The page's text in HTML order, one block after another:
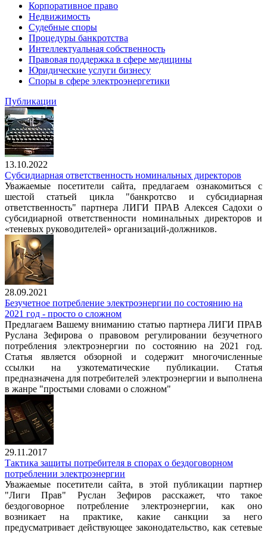
Корпоративное право
Недвижимость
Судебные споры
Процедуры банкротства
Интеллектуальная собственность
Правовая поддержка в сфере медицины
Юридические услуги бизнесу
Споры в сфере электроэнергетики
Публикации
13.10.2022
Субсидиарная ответственность номинальных директоров
Уважаемые посетители сайта, предлагаем ознакомиться с
шестой статьей цикла "банкротсво и субсидиарная
ответственность" партнера ЛИГИ ПРАВ Алексея Садохи о
субсидиарной ответственности номинальных директоров и
«теневых руководителей» организаций-должников.
28.09.2021
Безучетное потребление электроэнергии по состоянию на
2021 год - просто о сложном
Предлагаем Вашему вниманию статью партнера ЛИГИ ПРАВ
Руслана Зефирова о правовом регулировании безучетного
потребления электроэнергии по состоянию на 2021 год.
Статья является обзорной и содержит многочисленные
ссылки на узкотематические публикации. Статья
предназначена для потребителей электроэнергии и выполнена
в жанре "простыми словами о сложном"
29.11.2017
Тактика защиты потребителя в спорах о бездоговорном
потреблении электроэнергии
Уважаемые посетители сайта, в этой публикации партнер
"Лиги Прав" Руслан Зефиров расскажет, что такое
бездоговорное потребление электроэнергии, как оно
возникает на практике, какие санкции за него
предусматривает действующее законодательство, как сетевые